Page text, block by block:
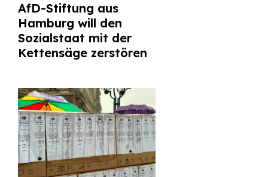
AfD-Stiftung aus
Hamburg will den
Sozialstaat mit der
Kettensäge zerstören